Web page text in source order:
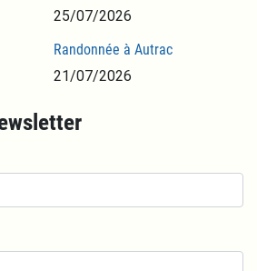
25/07/2026
Randonnée à Autrac
21/07/2026